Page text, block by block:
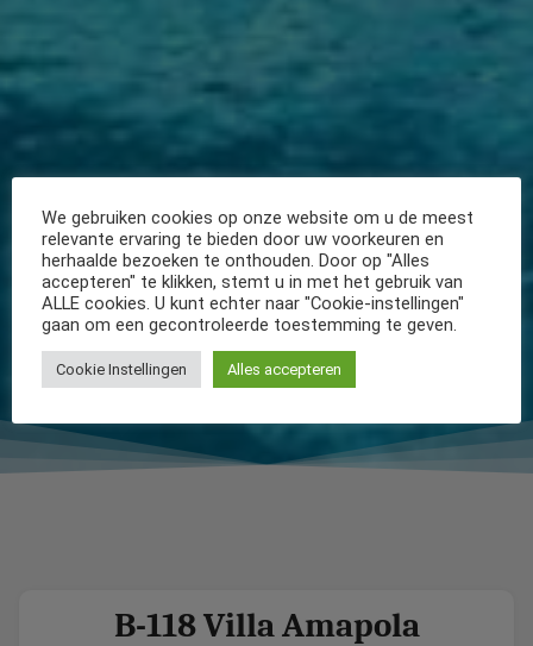
B-118 Villa Amapola
We gebruiken cookies op onze website om u de meest
relevante ervaring te bieden door uw voorkeuren en
herhaalde bezoeken te onthouden. Door op "Alles
accepteren" te klikken, stemt u in met het gebruik van
ALLE cookies. U kunt echter naar "Cookie-instellingen"
gaan om een gecontroleerde toestemming te geven.
Cookie Instellingen Alles accepteren